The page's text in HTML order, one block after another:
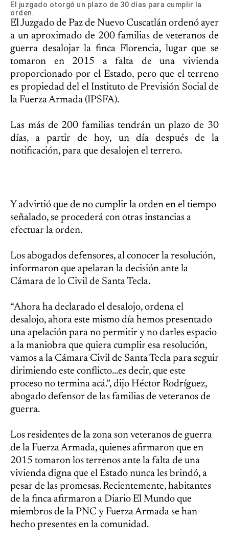
El juzgado otorgó un plazo de 30 días para cumplir la
orden.
El Juzgado de Paz de Nuevo Cuscatlán ordenó ayer
a un aproximado de 200 familias de veteranos de
guerra desalojar la finca Florencia, lugar que se
tomaron en 2015 a falta de una vivienda
proporcionado por el Estado, pero que el terreno
es propiedad del el Instituto de Previsión Social de
la Fuerza Armada (IPSFA).
Las más de 200 familias tendrán un plazo de 30
días, a partir de hoy, un día después de la
notificación, para que desalojen el terrero.
Y advirtió que de no cumplir la orden en el tiempo
señalado, se procederá con otras instancias a
efectuar la orden.
Los abogados defensores, al conocer la resolución,
informaron que apelaran la decisión ante la
Cámara de lo Civil de Santa Tecla.
“Ahora ha declarado el desalojo, ordena el
desalojo, ahora este mismo día hemos presentado
una apelación para no permitir y no darles espacio
a la maniobra que quiera cumplir esa resolución,
vamos a la Cámara Civil de Santa Tecla para seguir
dirimiendo este conflicto...es decir, que este
proceso no termina acá.”, dijo Héctor Rodríguez,
abogado defensor de las familias de veteranos de
guerra.
Los residentes de la zona son veteranos de guerra
de la Fuerza Armada, quienes afirmaron que en
2015 tomaron los terrenos ante la falta de una
vivienda digna que el Estado nunca les brindó, a
pesar de las promesas. Recientemente, habitantes
de la finca afirmaron a Diario El Mundo que
miembros de la PNC y Fuerza Armada se han
hecho presentes en la comunidad.